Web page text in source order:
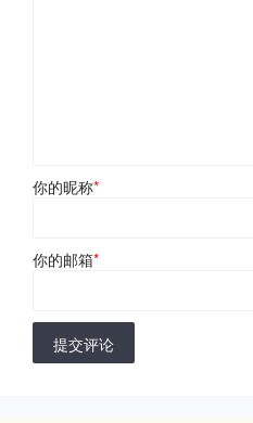
你的昵称*
你的邮箱*
提交评论